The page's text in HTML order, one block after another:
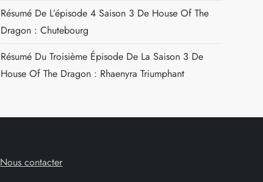
Résumé De L’épisode 4 Saison 3 De House Of The
Dragon : Chutebourg
Résumé Du Troisième Épisode De La Saison 3 De
House Of The Dragon : Rhaenyra Triumphant
Nous contacter